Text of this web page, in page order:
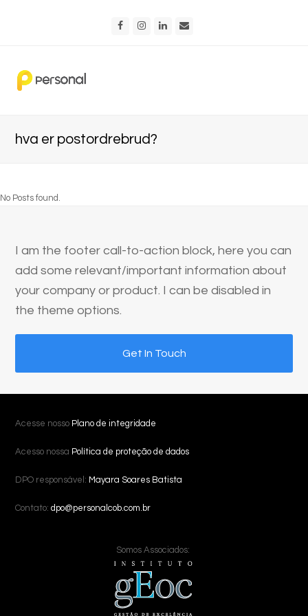
FacebookInstagram
LinkedIn
hva er postordrebrud?
No Posts found.
I am the footer call-to-action block, here you can
add some relevant/important information about
your company or product. I can be disabled in
the theme options.
Get In Touch
Acesse nosso Plano de integridade
Acesso nossa Política de proteção de dados
DPO responsável: Mayara Soares Batista
Contato:dpo@personalcob.com.br
Somos Associados: